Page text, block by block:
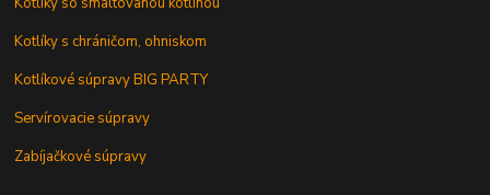
Kotlíky s chráničom, ohniskom
Kotlíkové súpravy BIG PARTY
Servírovacie súpravy
Zabíjačkové súpravy